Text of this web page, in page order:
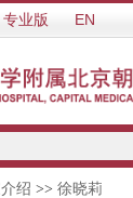
专业版 EN
绍 >> 徐晓莉